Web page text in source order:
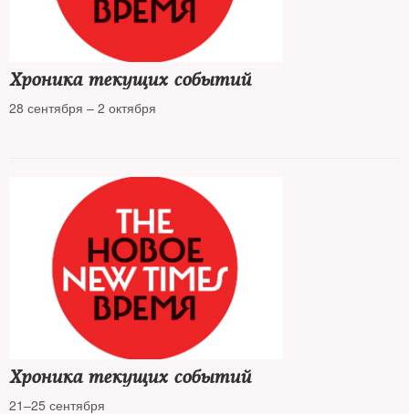
Хроника текущих событий
28 сентября – 2 октября
Хроника текущих событий
21–25 сентября